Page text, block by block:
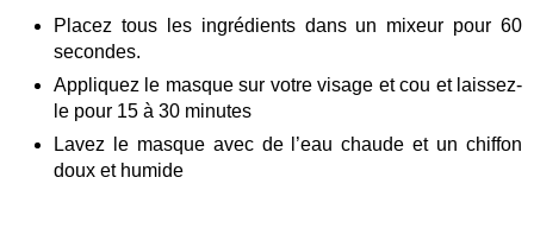
Placez tous les ingrédients dans un mixeur pour 60
secondes.
Appliquez le masque sur votre visage et cou et laissez-
le pour 15 à 30 minutes
Lavez le masque avec de l’eau chaude et un chiffon
doux et humide